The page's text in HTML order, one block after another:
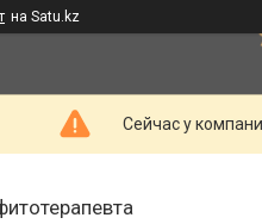
на Satu.kz
Сейчас у